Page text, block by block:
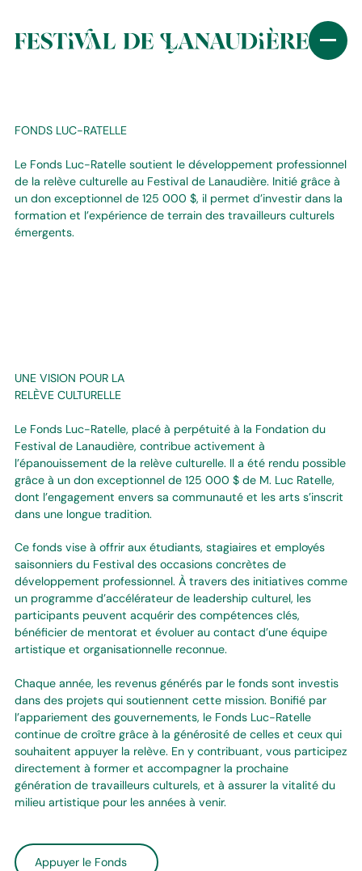
FONDS LUC-RATELLE
Le Fonds Luc-Ratelle soutient le développement professionnel
de la relève culturelle au Festival de Lanaudière. Initié grâce à
un don exceptionnel de 125 000 $, il permet d’investir dans la
formation et l’expérience de terrain des travailleurs culturels
émergents.
UNE VISION POUR LA
RELÈVE CULTURELLE
Le Fonds Luc-Ratelle, placé à perpétuité à la Fondation du
Festival de Lanaudière, contribue activement à
l’épanouissement de la relève culturelle. Il a été rendu possible
grâce à un don exceptionnel de 125 000 $ de M. Luc Ratelle,
dont l’engagement envers sa communauté et les arts s’inscrit
dans une longue tradition.
Ce fonds vise à offrir aux étudiants, stagiaires et employés
saisonniers du Festival des occasions concrètes de
développement professionnel. À travers des initiatives comme
un programme d’accélérateur de leadership culturel, les
participants peuvent acquérir des compétences clés,
bénéficier de mentorat et évoluer au contact d’une équipe
artistique et organisationnelle reconnue.
Chaque année, les revenus générés par le fonds sont investis
dans des projets qui soutiennent cette mission. Bonifié par
l’appariement des gouvernements, le Fonds Luc-Ratelle
continue de croître grâce à la générosité de celles et ceux qui
souhaitent appuyer la relève. En y contribuant, vous participez
directement à former et accompagner la prochaine
génération de travailleurs culturels, et à assurer la vitalité du
milieu artistique pour les années à venir.
Appuyer le Fonds